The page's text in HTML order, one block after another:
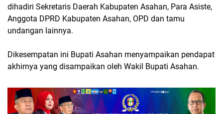
dihadiri Sekretaris Daerah Kabupaten Asahan, Para Asiste,
Anggota DPRD Kabupaten Asahan, OPD dan tamu
undangan lainnya.
Dikesempatan ini Bupati Asahan menyampaikan pendapat
akhirnya yang disampaikan oleh Wakil Bupati Asahan.